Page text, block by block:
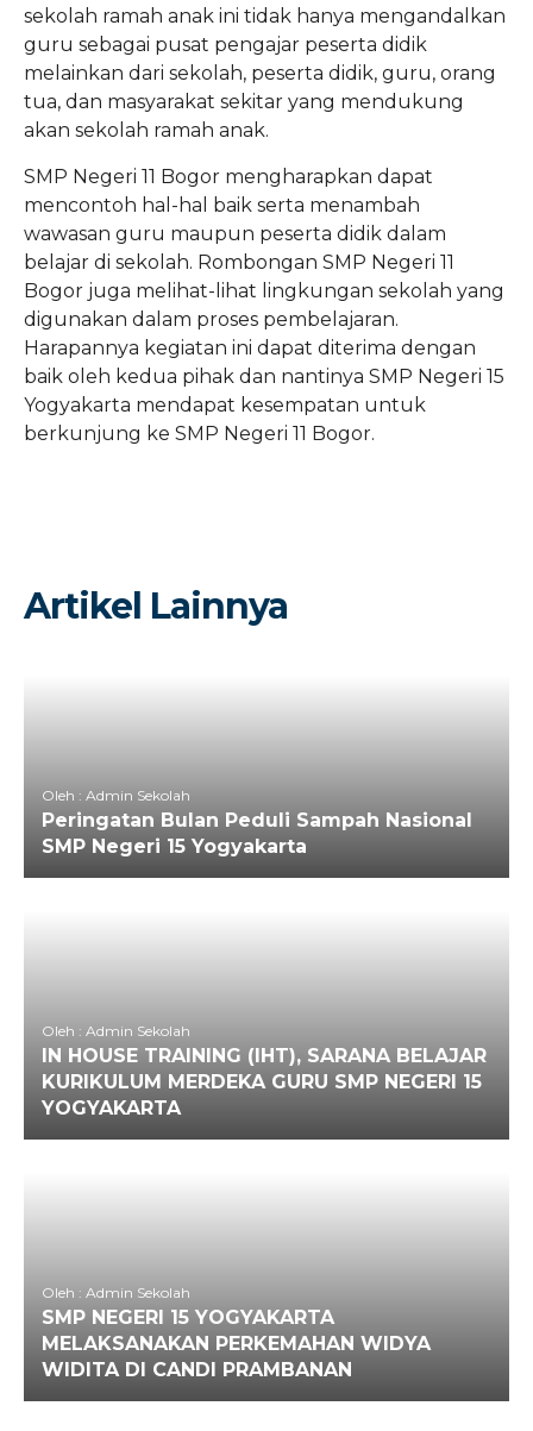
sekolah ramah anak ini tidak hanya mengandalkan
guru sebagai pusat pengajar peserta didik
melainkan dari sekolah, peserta didik, guru, orang
tua, dan masyarakat sekitar yang mendukung
akan sekolah ramah anak.
SMP Negeri 11 Bogor mengharapkan dapat
mencontoh hal-hal baik serta menambah
wawasan guru maupun peserta didik dalam
belajar di sekolah. Rombongan SMP Negeri 11
Bogor juga melihat-lihat lingkungan sekolah yang
digunakan dalam proses pembelajaran.
Harapannya kegiatan ini dapat diterima dengan
baik oleh kedua pihak dan nantinya SMP Negeri 15
Yogyakarta mendapat kesempatan untuk
berkunjung ke SMP Negeri 11 Bogor.
Artikel Lainnya
Oleh : Admin Sekolah
Peringatan Bulan Peduli Sampah Nasional
SMP Negeri 15 Yogyakarta
Oleh : Admin Sekolah
IN HOUSE TRAINING (IHT), SARANA BELAJAR
KURIKULUM MERDEKA GURU SMP NEGERI 15
YOGYAKARTA
Oleh : Admin Sekolah
SMP NEGERI 15 YOGYAKARTA
MELAKSANAKAN PERKEMAHAN WIDYA
WIDITA DI CANDI PRAMBANAN